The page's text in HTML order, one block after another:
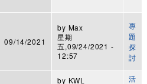
09/14/2021
by Max
星期
五,09/24/2021 -
12:57
專
題
探
討
by KWL
活